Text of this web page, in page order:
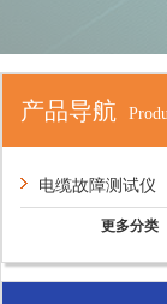
产品导航
电缆故障测试仪
更多分类